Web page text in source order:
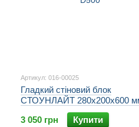
Артикул: 016-00025
Гладкий стіновий блок
СТОУНЛАЙТ 280х200х600
3 050 грн
Купити